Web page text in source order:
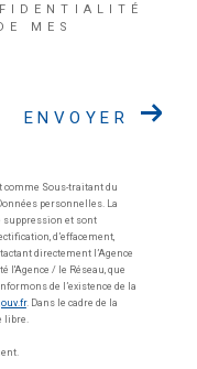
MES
ENVOYER
Sous-traitant du
personnelles. La
suppression et sont
d’effacement,
directement l’Agence
l'Agence / le Réseau, que
de l’existence de la
. Dans le cadre de la
libre.